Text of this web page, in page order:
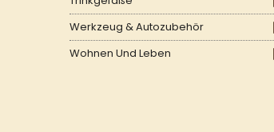
Werkzeug & Autozubehör
Wohnen Und Leben